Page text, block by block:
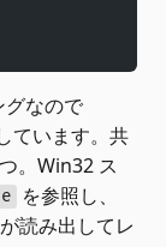
なので
ています。共
。Win32 ス
を参照し、
読み出してレ